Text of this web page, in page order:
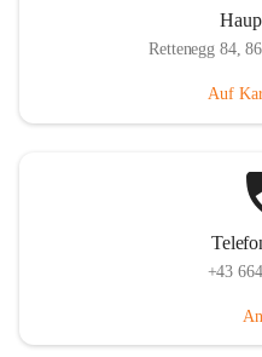
Rettenegg 84,
Auf
+43